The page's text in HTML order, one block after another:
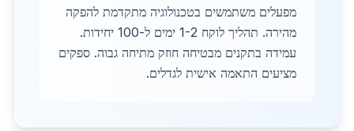
מפעלים משתמשים בטכנולוגיה מתקדמת להפקה
מהירה. תהליך לוקח 1-2 ימים ל-100 יחידות.
עמידה בתקנים מבטיחה חוזק מתיחה גבוה. ספקים
מציעים התאמה אישית לגדלים.